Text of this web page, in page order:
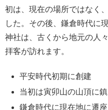
初は、現在の場所ではなく
した。その後、鎌倉時代に
神社は、古くから地元の人
拝客が訪れます。
平安時代初期に創建
当初は寅卯山の山頂に
鎌倉時代に現在地に遷座